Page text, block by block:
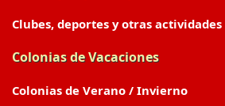
Clubes, deportes y otras actividades
Colonias de Vacaciones
Colonias de Verano / Invierno